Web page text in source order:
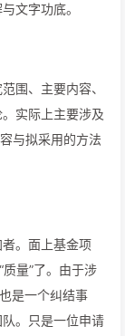
文字功底。
围、主要内容、
实际上主要涉及
与拟采用的方法
。面上基金项
量”了。由于涉
是一个纠结事
。只是一位申请